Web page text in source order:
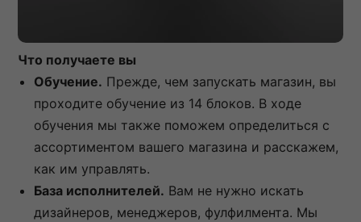
Что получаете вы
Обучение. Прежде, чем запускать магазин, вы
проходите обучение из 14 блоков. В ходе
обучения мы также поможем определиться с
ассортиментом вашего магазина и расскажем,
как им управлять.
База исполнителей. Вам не нужно искать
дизайнеров, менеджеров, фулфилмента. Мы